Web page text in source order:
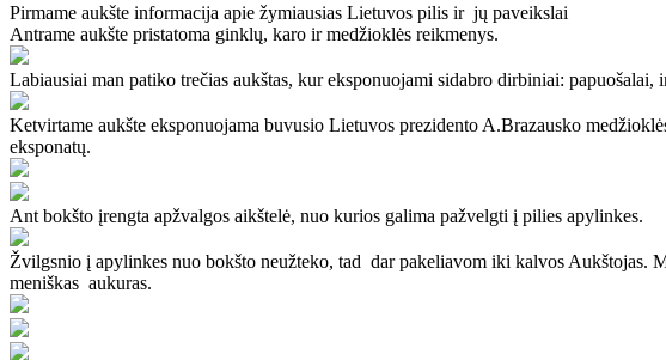
Pirmame aukšte informacija apie žymiausias Lietuvos pilis ir jų paveikslai
Antrame aukšte pristatoma ginklų, karo ir medžioklės reikmenys.
Labiausiai man patiko trečias aukštas, kur eksponuojami sidabro dirbiniai:
Ketvirtame aukšte eksponuojama buvusio Lietuvos prezidento A.Brazausko
eksponatų.
Ant bokšto įrengta apžvalgos aikštelė, nuo kurios galima pažvelgti į pilies apylinkes.
Žvilgsnio į apylinkes nuo bokšto neužteko, tad dar pakeliavom iki kalvos Aukštojas.
meniškas aukuras.